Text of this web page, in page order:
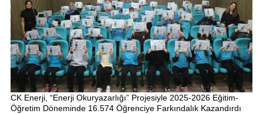
CK Enerji, “Enerji Okuryazarlığı” Projesiyle 2025-2026 Eğitim-
Öğretim Döneminde 16.574 Öğrenciye Farkındalık Kazandırdı